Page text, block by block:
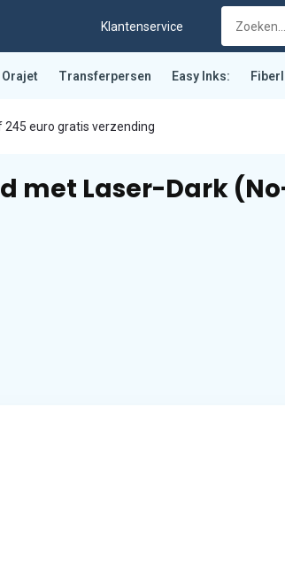
Klantenservice
Orajet Transferpersen Easy Inks:
245 euro gratis verzending
met Laser-Dark